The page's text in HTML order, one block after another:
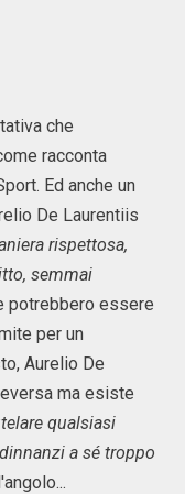
che
racconta
Ed anche un
De Laurentiis
rispettosa,
semmai
potrebbero essere
per un
Aurelio De
ma esiste
qualsiasi
a sé troppo